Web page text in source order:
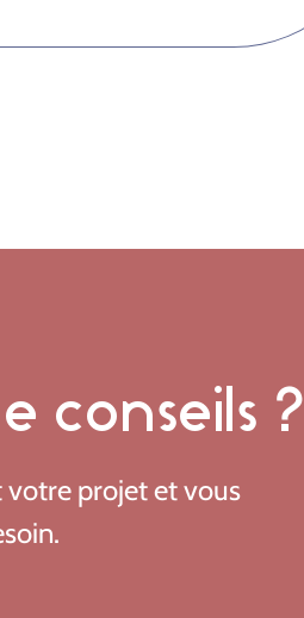
conseils ?
votre projet et vous